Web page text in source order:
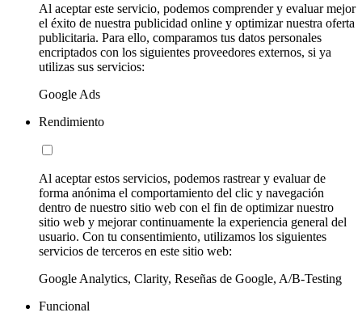
Al aceptar este servicio, podemos comprender y evaluar mejor
el éxito de nuestra publicidad online y optimizar nuestra oferta
publicitaria. Para ello, comparamos tus datos personales
encriptados con los siguientes proveedores externos, si ya
utilizas sus servicios:
Google Ads
Rendimiento
Al aceptar estos servicios, podemos rastrear y evaluar de
forma anónima el comportamiento del clic y navegación
dentro de nuestro sitio web con el fin de optimizar nuestro
sitio web y mejorar continuamente la experiencia general del
usuario. Con tu consentimiento, utilizamos los siguientes
servicios de terceros en este sitio web:
Google Analytics, Clarity, Reseñas de Google, A/B-Testing
Funcional